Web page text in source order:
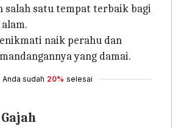
salah satu tempat terbaik bagi
naik perahu dan
yang damai.
Anda sudah 20% selesai